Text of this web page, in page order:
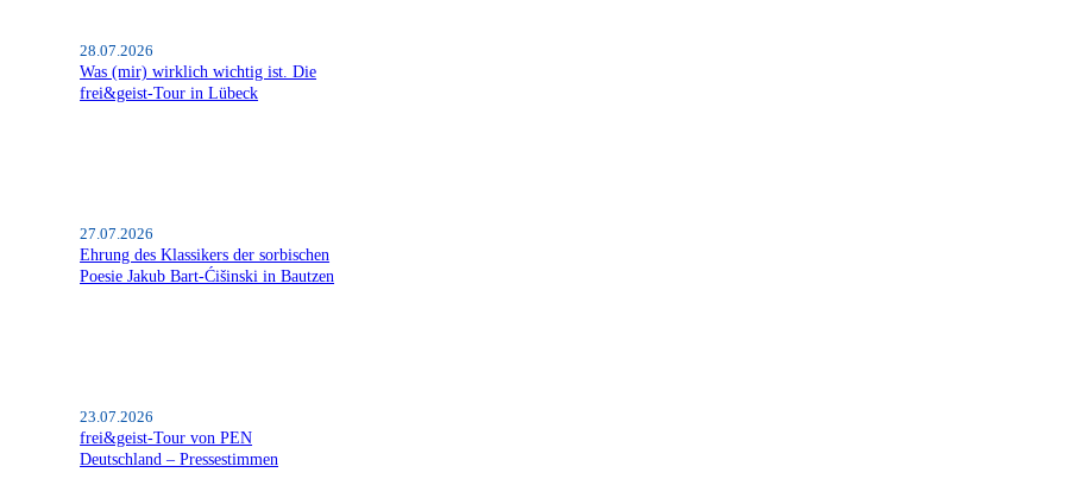
28.07.2026
Was (mir) wirklich wichtig ist. Die
frei&geist-Tour in Lübeck
27.07.2026
Ehrung des Klassikers der sorbischen
Poesie Jakub Bart-Ćišinski in Bautzen
23.07.2026
frei&geist-Tour von PEN
Deutschland – Pressestimmen